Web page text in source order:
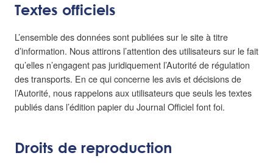
Textes officiels
L’ensemble des données sont publiées sur le site à titre
d’information. Nous attirons l’attention des utilisateurs sur le fait
qu’elles n’engagent pas juridiquement l’Autorité de régulation
des transports. En ce qui concerne les avis et décisions de
l’Autorité, nous rappelons aux utilisateurs que seuls les textes
publiés dans l’édition papier du Journal Officiel font foi.
Droits de reproduction